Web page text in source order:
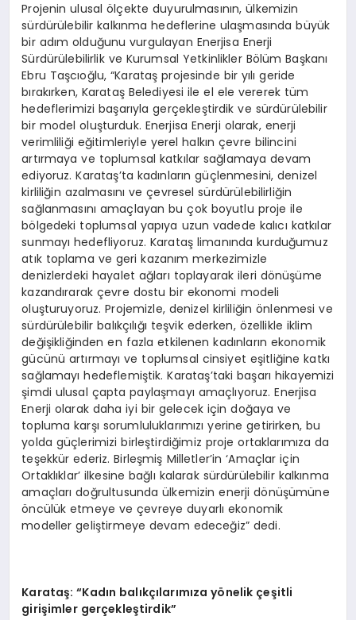
Projenin ulusal ölçekte duyurulmasının, ülkemizin
sürdürülebilir kalkınma hedeflerine ulaşmasında büyük
bir adım olduğunu vurgulayan Enerjisa Enerji
Sürdürülebilirlik ve Kurumsal Yetkinlikler Bölüm Başkanı
Ebru Taşcıoğlu, “Karataş projesinde bir yılı geride
bırakırken, Karataş Belediyesi ile el ele vererek tüm
hedeflerimizi başarıyla gerçekleştirdik ve sürdürülebilir
bir model oluşturduk. Enerjisa Enerji olarak, enerji
verimliliği eğitimleriyle yerel halkın çevre bilincini
artırmaya ve toplumsal katkılar sağlamaya devam
ediyoruz. Karataş’ta kadınların güçlenmesini, denizel
kirliliğin azalmasını ve çevresel sürdürülebilirliğin
sağlanmasını amaçlayan bu çok boyutlu proje ile
bölgedeki toplumsal yapıya uzun vadede kalıcı katkılar
sunmayı hedefliyoruz. Karataş limanında kurduğumuz
atık toplama ve geri kazanım merkezimizle
denizlerdeki hayalet ağları toplayarak ileri dönüşüme
kazandırarak çevre dostu bir ekonomi modeli
oluşturuyoruz. Projemizle, denizel kirliliğin önlenmesi ve
sürdürülebilir balıkçılığı teşvik ederken, özellikle iklim
değişikliğinden en fazla etkilenen kadınların ekonomik
gücünü artırmayı ve toplumsal cinsiyet eşitliğine katkı
sağlamayı hedeflemiştik. Karataş’taki başarı hikayemizi
şimdi ulusal çapta paylaşmayı amaçlıyoruz. Enerjisa
Enerji olarak daha iyi bir gelecek için doğaya ve
topluma karşı sorumluluklarımızı yerine getirirken, bu
yolda güçlerimizi birleştirdiğimiz proje ortaklarımıza da
teşekkür ederiz. Birleşmiş Milletler’in ‘Amaçlar için
Ortaklıklar’ ilkesine bağlı kalarak sürdürülebilir kalkınma
amaçları doğrultusunda ülkemizin enerji dönüşümüne
öncülük etmeye ve çevreye duyarlı ekonomik
modeller geliştirmeye devam edeceğiz” dedi.
Karataş: “Kadın balıkçılarımıza yönelik çeşitli
girişimler gerçekleştirdik”